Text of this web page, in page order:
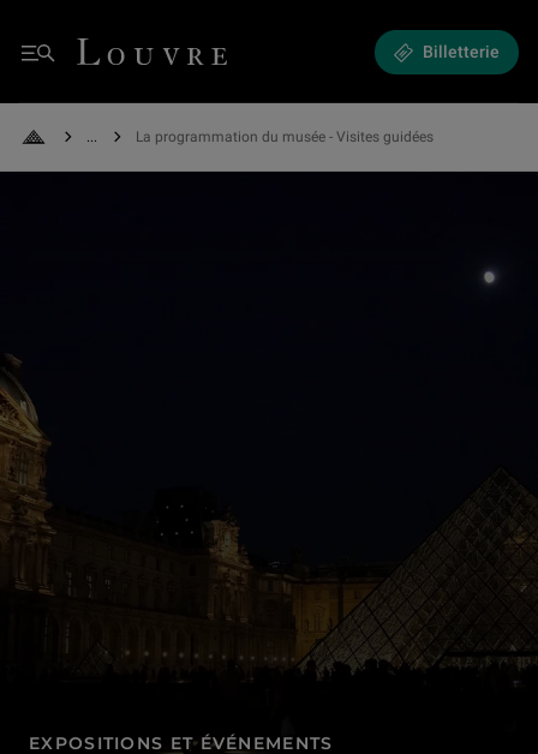
Menu
Louvre - Retour à l'accueil Billetterie
Retour à l'accueil
See all breadcrumbs
La programmation du musée - Visites guidées
EXPOSITIONS ET ÉVÉNEMENTS